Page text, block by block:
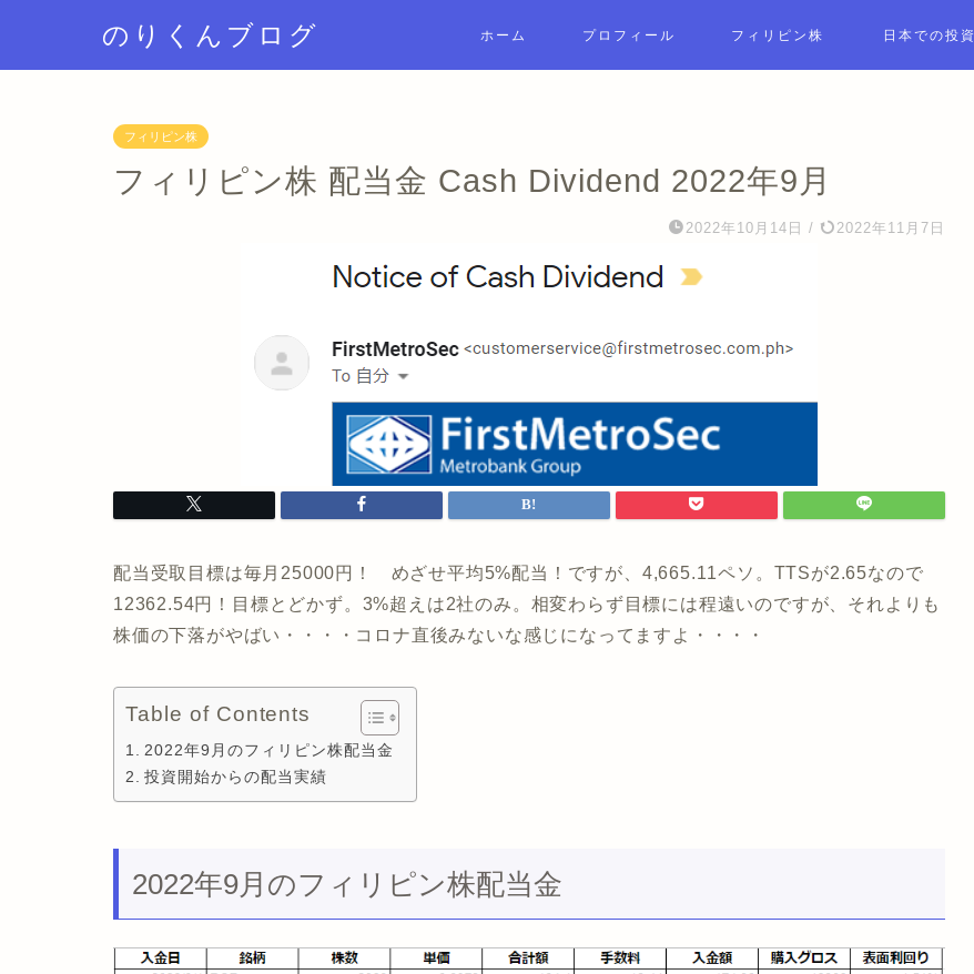
のりくんブログ ホーム プロフィール フィリピン株 日本での投資
フィリピン株
フィリピン株 配当金 Cash Dividend 2022年9月
2022年10月14日 / 2022年11月7日
配当受取目標は毎月25000円！ めざせ平均5%配当！ですが、4,665.11ペソ。TTSが2.65なので
12362.54円！目標とどかず。3%超えは2社のみ。相変わらず目標には程遠いのですが、それよりも
株価の下落がやばい・・・・コロナ直後みないな感じになってますよ・・・・
Table of Contents
2022年9月のフィリピン株配当金
投資開始からの配当実績
2022年9月のフィリピン株配当金